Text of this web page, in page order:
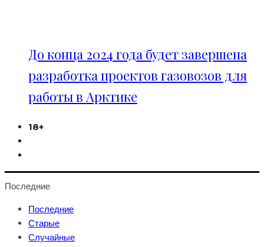
До конца 2024 года будет завершена
разработка проектов газовозов для
работы в Арктике
18+
Последние
Последние
Старые
Случайные